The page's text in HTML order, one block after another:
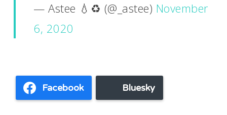
— Astee 💧♻️ (@_astee) November
6, 2020
Facebook Bluesky